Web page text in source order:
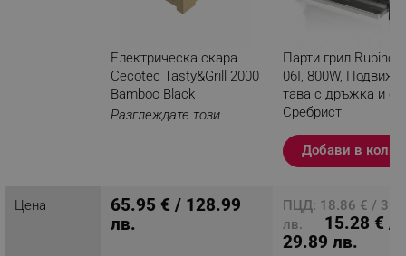
Електрическа скара
Cecotec Tasty&Grill 2000
Bamboo Black
Разглеждате този
Парти грил Rubino
06I, 800W,
тава с дръжка и
Сребрист
Добави в
Цена
65.95 € / 128.99
лв.
ПЦД: 18.86 € /
лв.
15.28 € /
29.89 лв.